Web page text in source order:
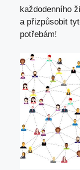
každodenního
a přizpůsobit
potřebám!